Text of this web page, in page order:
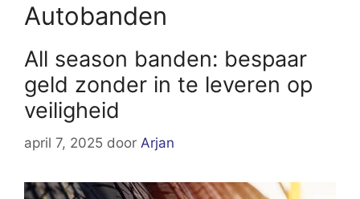
Autobanden
All season banden: bespaar
geld zonder in te leveren op
veiligheid
april 7, 2025 door Arjan